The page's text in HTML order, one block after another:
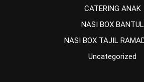
CATERING ANAK
NASI BOX BANTUL
NASI BOX TAJIL
Uncategorized